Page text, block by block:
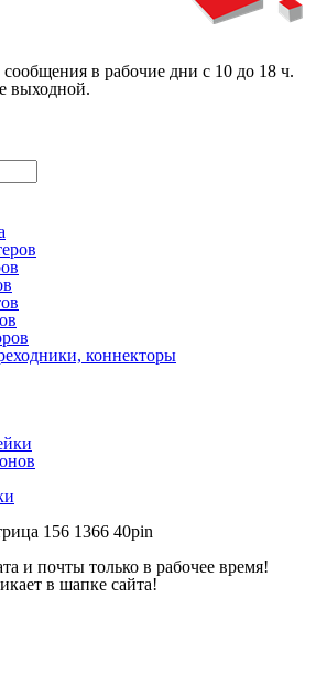
в рабочие дни с 10 до 18 ч.
выходной.
коннекторы
156 1366 40pin
и почты только в рабочее время!
в шапке сайта!